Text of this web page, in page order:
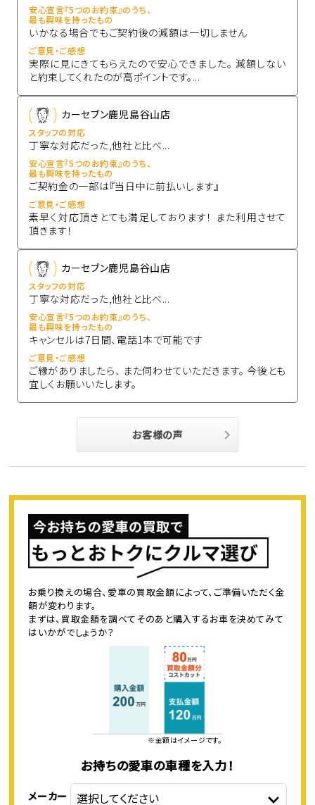
安心宣言『5つのお約束』のうち、
最も興味を持ったもの
いかなる場合でもご契約後の減額は一切しません
ご意見・ご感想
実際に見にきてもらえたので安心できました。 減額しない
と約束してくれたのが高ポイントです。...
カーセブン鹿児島谷山店
スタッフの対応
丁寧な対応だった,他社と比べ...
安心宣言『5つのお約束』のうち、
最も興味を持ったもの
ご契約金の一部は『当日中に前払いします』
ご意見・ご感想
素早く対応頂きとても満足しております！ また利用させて
頂きます！
カーセブン鹿児島谷山店
スタッフの対応
丁寧な対応だった,他社と比べ...
安心宣言『5つのお約束』のうち、
最も興味を持ったもの
キャンセルは7日間、電話1本で可能です
ご意見・ご感想
ご縁がありましたら、 また伺わせていただきます。 今後とも
宜しくお願いいたします。
お客様の声
お乗り換えの場合、愛車の買取金額によって、ご準備いただく金
額が変わります。
まずは、買取金額を調べてそのあと購入するお車を決めてみて
はいかがでしょうか？
※金額はイメージです。
お持ちの愛車の車種を入力！
メーカー